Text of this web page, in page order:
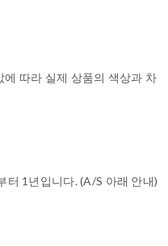
따라 실제 상품의 색상과 차
터 1년입니다. (A/S 아래 안내)